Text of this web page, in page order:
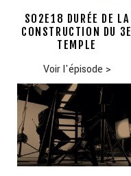
S02E18 DURÉE DE LA
CONSTRUCTION DU 3E
TEMPLE
Voir l'épisode >